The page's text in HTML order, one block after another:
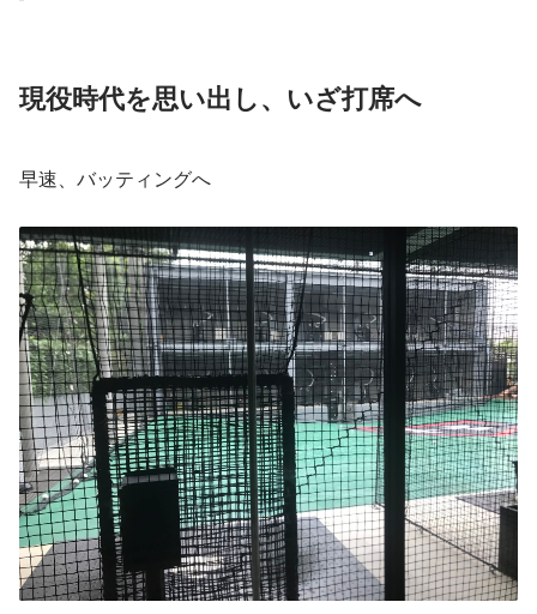
現役時代を思い出し、いざ打席へ
早速、バッティングへ